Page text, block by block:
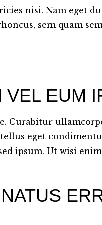
nisi. Nam eget
sem quam
VEL EUM
Curabitur
eget
ipsum. Ut wisi